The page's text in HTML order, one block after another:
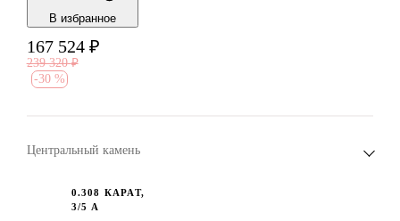
В избранноe
167 524 ₽
239 320 ₽
-30 %
Центральный камень
0.308 КАРАТ,
3/5 А